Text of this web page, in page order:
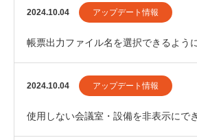
2024.10.04 アップデート情報
帳票出力ファイル名を選択できるよう
2024.10.04 アップデート情報
使用しない会議室・設備を非表示にで